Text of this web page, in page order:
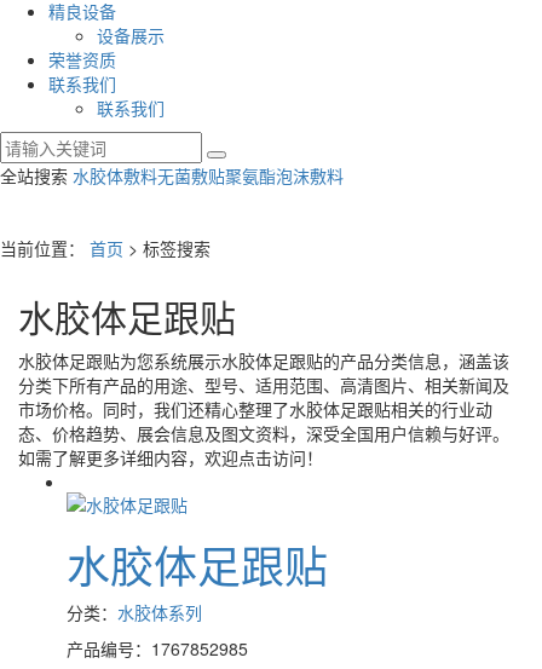
精良设备
设备展示
荣誉资质
联系我们
联系我们
全站搜索 水胶体敷料无菌敷贴聚氨酯泡沫敷料
当前位置： 首页 > 标签搜索
水胶体足跟贴
水胶体足跟贴为您系统展示水胶体足跟贴的产品分类信息，涵盖该
分类下所有产品的用途、型号、适用范围、高清图片、相关新闻及
市场价格。同时，我们还精心整理了水胶体足跟贴相关的行业动
态、价格趋势、展会信息及图文资料，深受全国用户信赖与好评。
如需了解更多详细内容，欢迎点击访问！
水胶体足跟贴
分类： 水胶体系列
产品编号：1767852985